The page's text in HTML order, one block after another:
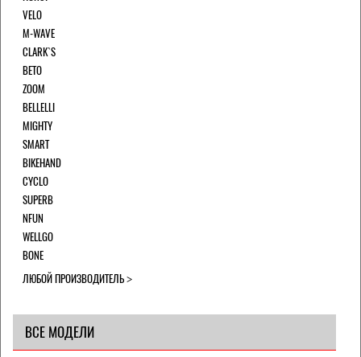
VELO
M-WAVE
CLARK`S
BETO
ZOOM
BELLELLI
MIGHTY
SMART
BIKEHAND
CYCLO
SUPERB
NFUN
WELLGO
BONE
ЛЮБОЙ ПРОИЗВОДИТЕЛЬ
ВСЕ МОДЕЛИ